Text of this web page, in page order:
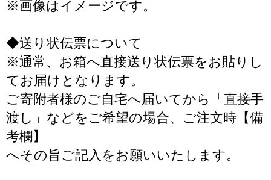
※画像はイメージです。
◆送り状伝票について
※通常、お箱へ直接送り状伝票をお貼りし
てお届けとなります。
ご寄附者様のご自宅へ届いてから「直接手
渡し」などをご希望の場合、ご注文時【備
考欄】
へその旨ご記入をお願いいたします。